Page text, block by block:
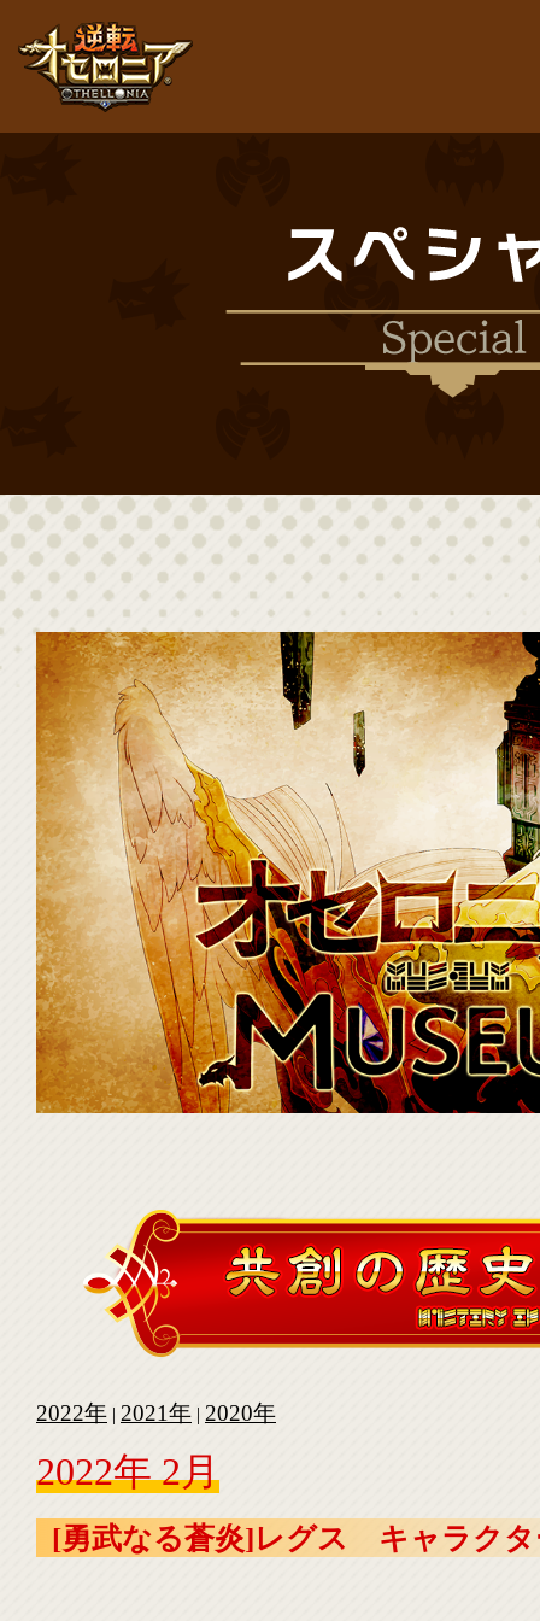
2022年 | 2021年 | 2020年
2022年 2月
[勇武なる蒼炎]レグス キャラクタ